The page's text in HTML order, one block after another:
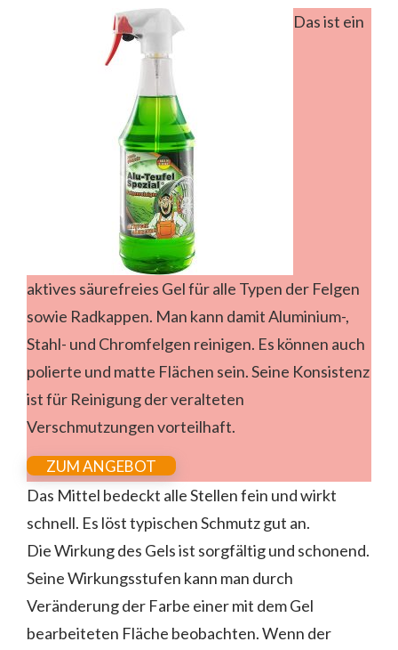
Das ist ein
aktives säurefreies Gel für alle Typen der Felgen
sowie Radkappen. Man kann damit Aluminium-,
Stahl- und Chromfelgen reinigen. Es können auch
polierte und matte Flächen sein. Seine Konsistenz
ist für Reinigung der veralteten
Verschmutzungen vorteilhaft.
ZUM ANGEBOT
Das Mittel bedeckt alle Stellen fein und wirkt
schnell. Es löst typischen Schmutz gut an.
Die Wirkung des Gels ist sorgfältig und schonend.
Seine Wirkungsstufen kann man durch
Veränderung der Farbe einer mit dem Gel
bearbeiteten Fläche beobachten. Wenn der